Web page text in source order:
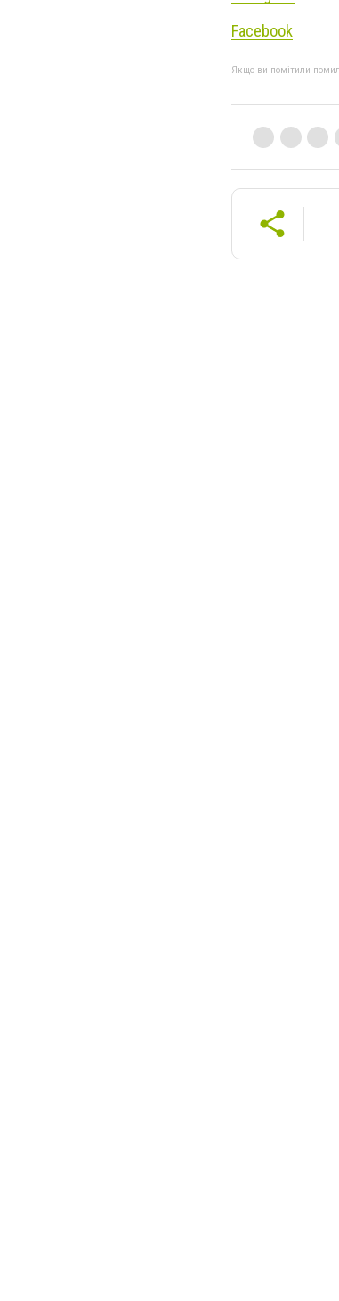
Facebook
Якщо ви помітили